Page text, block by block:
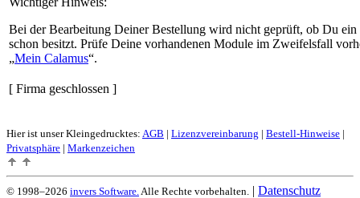
Bei der Bearbeitung Deiner Bestellung wird nicht geprüft, ob Du ein
schon besitzt. Prüfe Deine vorhandenen Module im Zweifelsfall
Mein Calamus .
[ Firma geschlossen ]
Hier ist unser Kleingedrucktes: AGB | Lizenzvereinbarung | Bestell-Hinweise |
Privatsphäre | Markenzeichen
© 1998–2026 invers Software. Alle Rechte vorbehalten. | Datenschutz